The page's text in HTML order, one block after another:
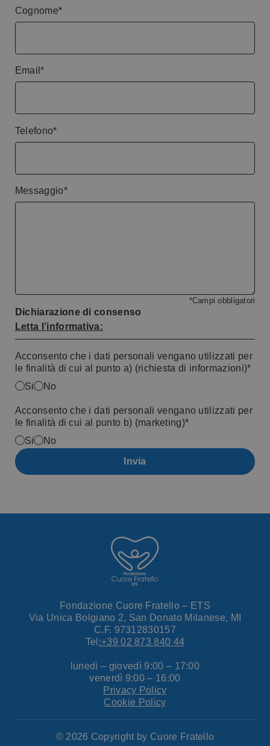
Cognome*
Email*
Telefono*
Messaggio*
*Campi obbligatori
Dichiarazione di consenso
Letta l’informativa:
Acconsento che i dati personali vengano utilizzati per
le finalità di cui al punto a) (richiesta di informazioni)*
Si
No
Acconsento che i dati personali vengano utilizzati per
le finalità di cui al punto b) (marketing)*
Si
No
Fondazione Cuore Fratello – ETS
Via Unica Bolgiano 2, San Donato Milanese, MI
C.F. 97312830157
Tel :+39 02 873 840 44
lunedì – giovedì 9:00 – 17:00
venerdì 9:00 – 16:00
Privacy Policy
Cookie Policy
© 2026 Copyright by Cuore Fratello